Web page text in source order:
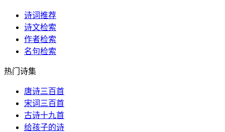
诗词推荐
诗文检索
作者检索
名句检索
热门诗集
唐诗三百首
宋词三百首
古诗十九首
给孩子的诗